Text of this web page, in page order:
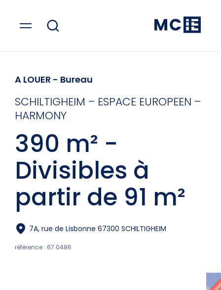
A LOUER - Bureau
SCHILTIGHEIM – ESPACE EUROPEEN –
HARMONY
390 m² -
Divisibles à
partir de 91 m²
7A, rue de Lisbonne 67300 SCHILTIGHEIM
référence : 67.0486